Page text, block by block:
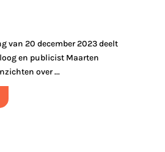
van 20 december 2023 deelt
en publicist Maarten
over ...